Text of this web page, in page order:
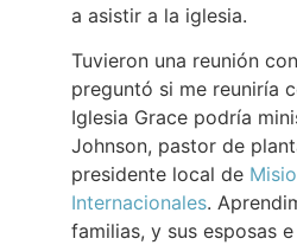
a asistir a la iglesia.
Tuvieron una reunión
preguntó si me reuniría
Iglesia Grace podría
Johnson, pastor de
presidente local de
Internacionales.
familias, y sus esposas